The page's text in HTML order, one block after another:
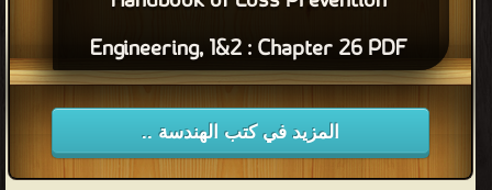
Engineering, 1&2 : Chapter 26 PDF
المزيد في كتب الهندسة ..